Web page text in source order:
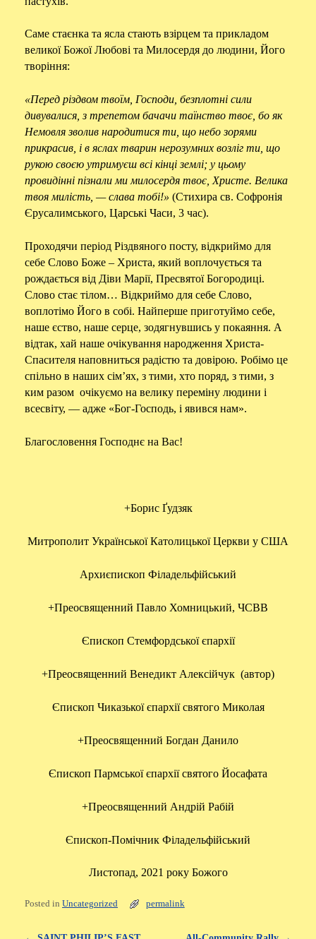
Саме стаєнка та ясла стають взірцем та прикладом
великої Божої Любові та Милосердя до людини, Його
творіння:
«Перед різдвом твоїм, Господи, безплотні сили
дивувалися, з трепетом бачачи таїнство твоє, бо як
Немовля зволив народитися ти, що небо зорями
прикрасив, і в яслах тварин нерозумних возліг ти, що
рукою своєю утримуєш всі кінці землі; у цьому
провидінні пізнали ми милосердя твоє, Христе. Велика
твоя милість, —слава тобі!» (Стихира св. Софронія
Єрусалимського, Царські Часи, 3 час).
Проходячи період Різдвяного посту, відкриймо для
себе Слово Боже – Христа, який воплочується та
рождається від Діви Марії, Пресвятої Богородиці.
Слово стає тілом… Відкриймо для себе Слово,
воплотімо Його в собі. Найперше приготуймо себе,
наше єство, наше серце, зодягнувшись у покаяння. А
відтак, хай наше очікування народження Христа-
Спасителя наповниться радістю та довірою. Робімо це
спільно в наших сім’ях, з тими, хто поряд, з тими, з
ким разом очікуємо на велику переміну людини і
всесвіту, — адже «Бог-Господь, і явився нам».
Благословення Господнє на Вас!
+Борис Ґудзяк
Митрополит Української Католицької Церкви у США
Архиєпископ Філадельфійський
+Преосвященний Павло Хомницький, ЧСВВ
Єпископ Стемфордської єпархії
+Преосвященний Венедикт Алексійчук (автор)
Єпископ Чиказької єпархії святого Миколая
+Преосвященний Богдан Данило
Єпископ Пармської єпархії святого Йосафата
+Преосвященний Андрій Рабій
Єпископ-Помічник Філадельфійський
Листопад, 2021 року Божого
Posted in Uncategorized permalink